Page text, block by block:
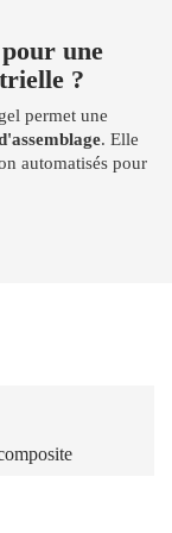
une
?
permet une
. Elle
automatisés pour